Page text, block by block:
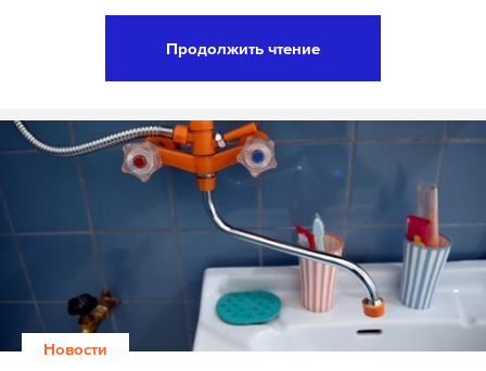
pic.twitter.com/4PUfemCzW2
— Правда Мытищ (@Pravda_Mytischi)
июня 2017 г.
По данным синоптиков, всего выпало около 90%
месячной нормы осадков. Ненастная погода в
Москве сохранится еще нескольких дней.
Как заявил мэр Москвы Сергей Собянин, до
понедельника все последствия непогоды будут
финансовый секретарь, Джон Цанг получил
только 365 голосов.
Подпишитесь на Daily Storm вMAX
. Он
работает там, где тормозит интернет.
А еще мы есть вTelegram Дзен иVK.
Продолжить чтение
Новости